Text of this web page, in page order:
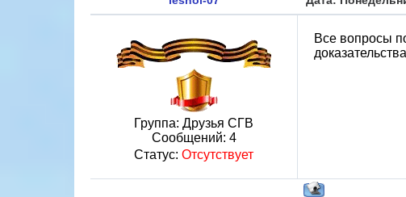
Группа: Друзья СГВ
Сообщений: 4
Статус: Отсутствует
Все вопросы